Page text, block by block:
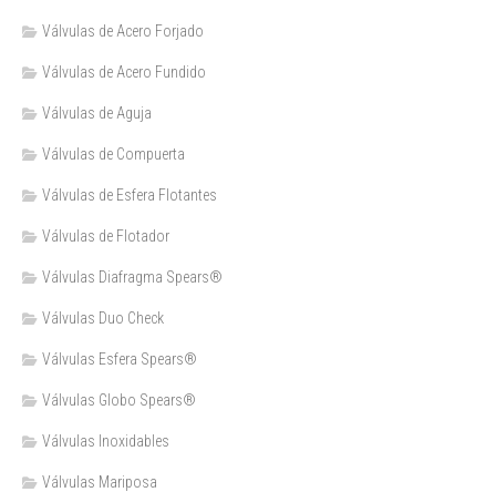
Válvulas de Acero Forjado
Válvulas de Acero Fundido
Válvulas de Aguja
Válvulas de Compuerta
Válvulas de Esfera Flotantes
Válvulas de Flotador
Válvulas Diafragma Spears®️
Válvulas Duo Check
Válvulas Esfera Spears®
Válvulas Globo Spears®
Válvulas Inoxidables
Válvulas Mariposa